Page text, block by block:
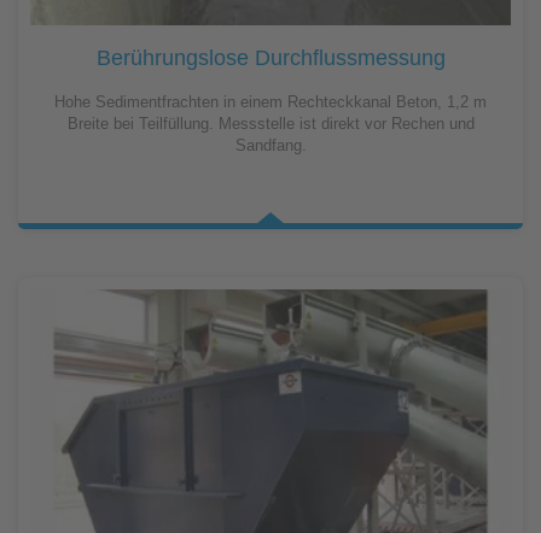
Berührungslose Durchflussmessung
Hohe Sedimentfrachten in einem Rechteckkanal Beton, 1,2 m
Breite bei Teilfüllung. Messstelle ist direkt vor Rechen und
Sandfang.